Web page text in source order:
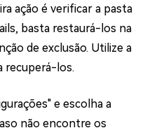
ação é verificar a pasta
basta restaurá-los na
de exclusão. Utilize a
recuperá-los.
e escolha a
não encontre os